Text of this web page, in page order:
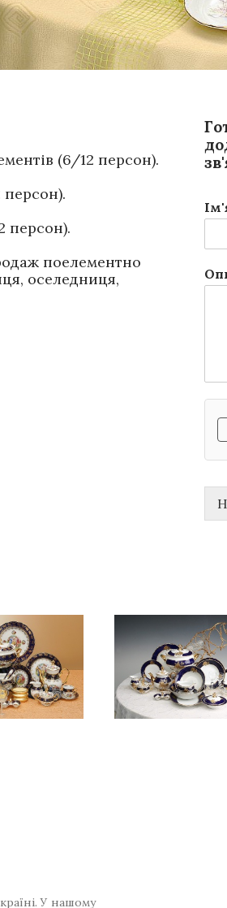
(6/12 персон).
персон).
персон).
поелементно
оселедниця,
У нашому